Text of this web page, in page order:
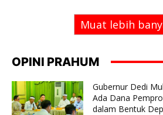
Muat lebih
OPINI PRAHUM
Gubernur Dedi
Ada Dana
dalam Bentuk